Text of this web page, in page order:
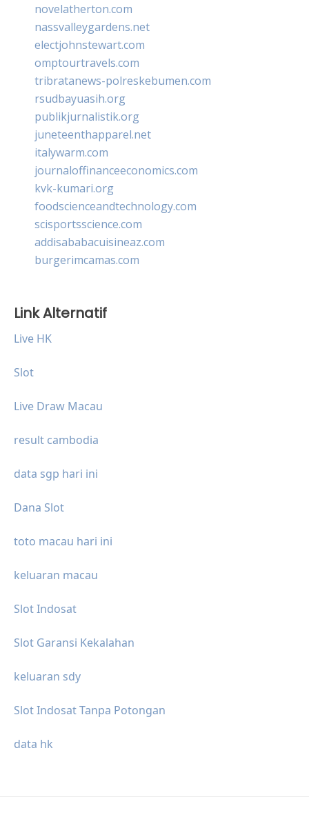
novelatherton.com
nassvalleygardens.net
electjohnstewart.com
omptourtravels.com
tribratanews-polreskebumen.com
rsudbayuasih.org
publikjurnalistik.org
juneteenthapparel.net
italywarm.com
journaloffinanceeconomics.com
kvk-kumari.org
foodscienceandtechnology.com
scisportsscience.com
addisababacuisineaz.com
burgerimcamas.com
Link Alternatif
Live HK
Slot
Live Draw Macau
result cambodia
data sgp hari ini
Dana Slot
toto macau hari ini
keluaran macau
Slot Indosat
Slot Garansi Kekalahan
keluaran sdy
Slot Indosat Tanpa Potongan
data hk